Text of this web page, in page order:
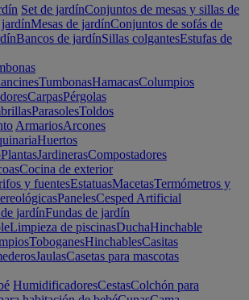
Set de jardínConjuntos de mesas y sillas de
Mesas de jardínConjuntos de sofás de
Bancos de jardínSillas colgantesEstufas de
TumbonasHamacasColumpios
CarpasPérgolas
ParasolesToldos
ArmariosArcones
Huertos
PlantasJardinerasCompostadores
Cocina de exterior
y fuentesEstatuasMacetasTermómetros y
PanelesCesped Artificial
jardínFundas de jardín
Limpieza de piscinasDuchaHinchable
ToboganesHinchablesCasitas
JaulasCasetas para mascotas
HumidificadoresCestasColchón para